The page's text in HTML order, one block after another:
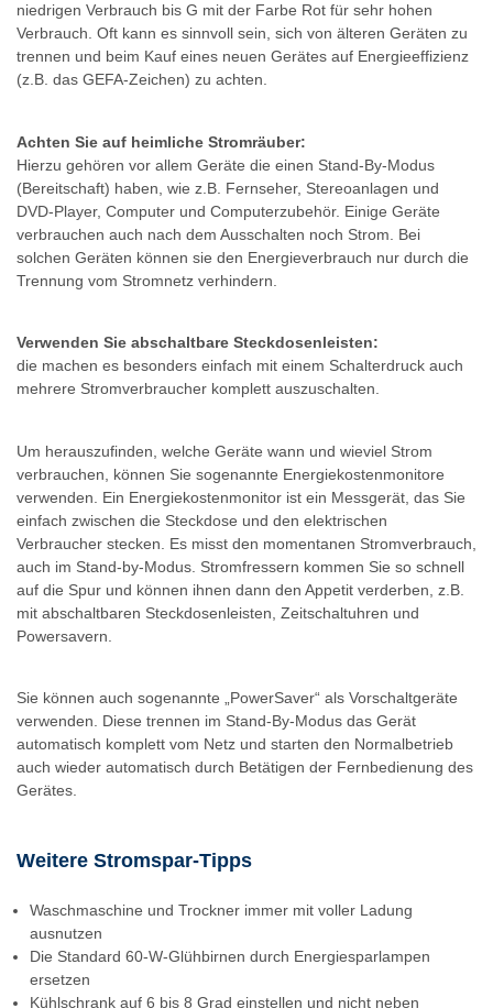
niedrigen Verbrauch bis G mit der Farbe Rot für sehr hohen
Verbrauch. Oft kann es sinnvoll sein, sich von älteren Geräten zu
trennen und beim Kauf eines neuen Gerätes auf Energieeffizienz
(z.B. das GEFA-Zeichen) zu achten.
Achten Sie auf heimliche Stromräuber:
Hierzu gehören vor allem Geräte die einen Stand-By-Modus
(Bereitschaft) haben, wie z.B. Fernseher, Stereoanlagen und
DVD-Player, Computer und Computerzubehör. Einige Geräte
verbrauchen auch nach dem Ausschalten noch Strom. Bei
solchen Geräten können sie den Energieverbrauch nur durch die
Trennung vom Stromnetz verhindern.
Verwenden Sie abschaltbare Steckdosenleisten:
die machen es besonders einfach mit einem Schalterdruck auch
mehrere Stromverbraucher komplett auszuschalten.
Um herauszufinden, welche Geräte wann und wieviel Strom
verbrauchen, können Sie sogenannte Energiekostenmonitore
verwenden. Ein Energiekostenmonitor ist ein Messgerät, das Sie
einfach zwischen die Steckdose und den elektrischen
Verbraucher stecken. Es misst den momentanen Stromverbrauch,
auch im Stand-by-Modus. Stromfressern kommen Sie so schnell
auf die Spur und können ihnen dann den Appetit verderben, z.B.
mit abschaltbaren Steckdosenleisten, Zeitschaltuhren und
Powersavern.
Sie können auch sogenannte „PowerSaver“ als Vorschaltgeräte
verwenden. Diese trennen im Stand-By-Modus das Gerät
automatisch komplett vom Netz und starten den Normalbetrieb
auch wieder automatisch durch Betätigen der Fernbedienung des
Gerätes.
Weitere Stromspar-Tipps
Waschmaschine und Trockner immer mit voller Ladung
ausnutzen
Die Standard 60-W-Glühbirnen durch Energiesparlampen
ersetzen
Kühlschrank auf 6 bis 8 Grad einstellen und nicht neben